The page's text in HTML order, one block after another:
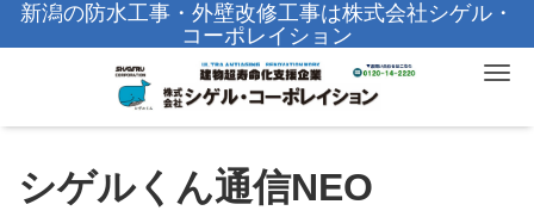
新潟の防水工事・外壁改修工事は株式会社シゲル・
コーポレイション
シゲルくん通信NEO